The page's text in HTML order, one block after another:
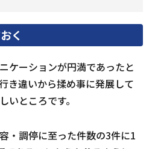
く
ケーションが円満であったと
き違いから揉め事に発展して
いところです。
・調停に至った件数の3件に1